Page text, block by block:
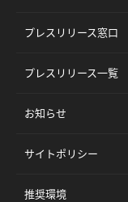
プレスリリース窓口
プレスリリース一覧
お知らせ
サイトポリシー
推奨環境